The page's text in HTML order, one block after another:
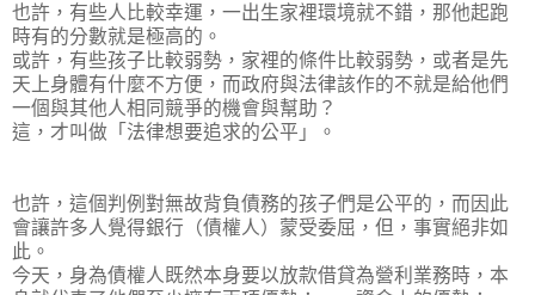
也許，有些人比較幸運，一出生家裡環境就不錯，那他起跑
時有的分數就是極高的。
或許，有些孩子比較弱勢，家裡的條件比較弱勢，或者是先
天上身體有什麼不方便，而政府與法律該作的不就是給他們
一個與其他人相同競爭的機會與幫助？
這，才叫做「法律想要追求的公平」。
也許，這個判例對無故背負債務的孩子們是公平的，而因此
會讓許多人覺得銀行（債權人）蒙受委屈，但，事實絕非如
此。
今天，身為債權人既然本身要以放款借貸為營利業務時，本